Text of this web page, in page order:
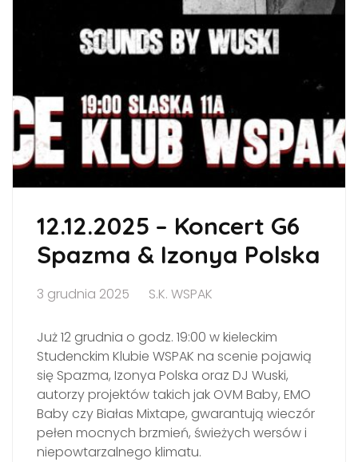
12.12.2025 – Koncert G6
Spazma & Izonya Polska
3 grudnia 2025 S.K. WSPAK
Już 12 grudnia o godz. 19:00 w kieleckim
Studenckim Klubie WSPAK na scenie pojawią
się Spazma, Izonya Polska oraz DJ Wuski,
autorzy projektów takich jak OVM Baby, EMO
Baby czy Białas Mixtape, gwarantują wieczór
pełen mocnych brzmień, świeżych wersów i
niepowtarzalnego klimatu.